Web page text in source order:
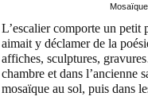
L’escalier comporte un
aimait y déclamer de la
affiches, sculptures,
chambre et dans l’ancienne
mosaïque au sol, puis dans